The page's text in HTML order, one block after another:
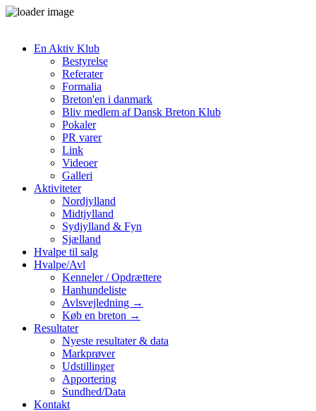
En Aktiv Klub
Bestyrelse
Referater
Formalia
Breton'en i danmark
Bliv medlem af Dansk Breton Klub
Pokaler
PR varer
Link
Videoer
Galleri
Aktiviteter
Nordjylland
Midtjylland
Sydjylland & Fyn
Sjælland
Hvalpe til salg
Hvalpe/Avl
Kenneler / Opdrættere
Hanhundeliste
Avlsvejledning →
Køb en breton →
Resultater
Nyeste resultater & data
Markprøver
Udstillinger
Apportering
Sundhed/Data
Kontakt